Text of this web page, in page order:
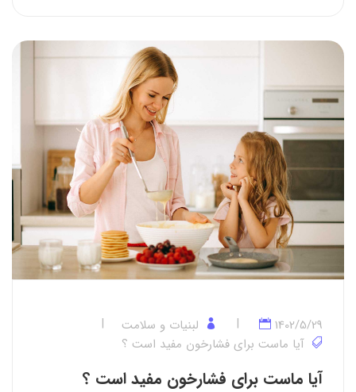
1402/5/29
لبنیات و سلامت
آیا ماست برای فشارخون مفید است ؟
آیا ماست برای فشارخون مفید است ؟